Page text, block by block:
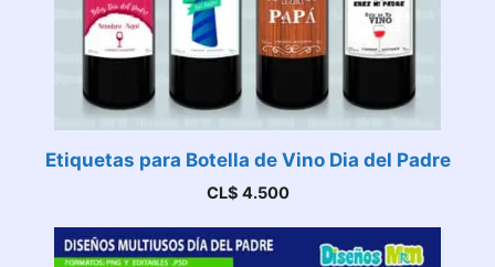
Etiquetas para Botella de Vino Dia del Padre
CL$ 4.500